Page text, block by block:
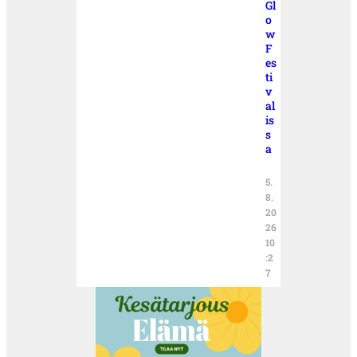
Gl
o
w
F
es
ti
v
al
is
s
a
5.
8.
20
26
10
:2
7